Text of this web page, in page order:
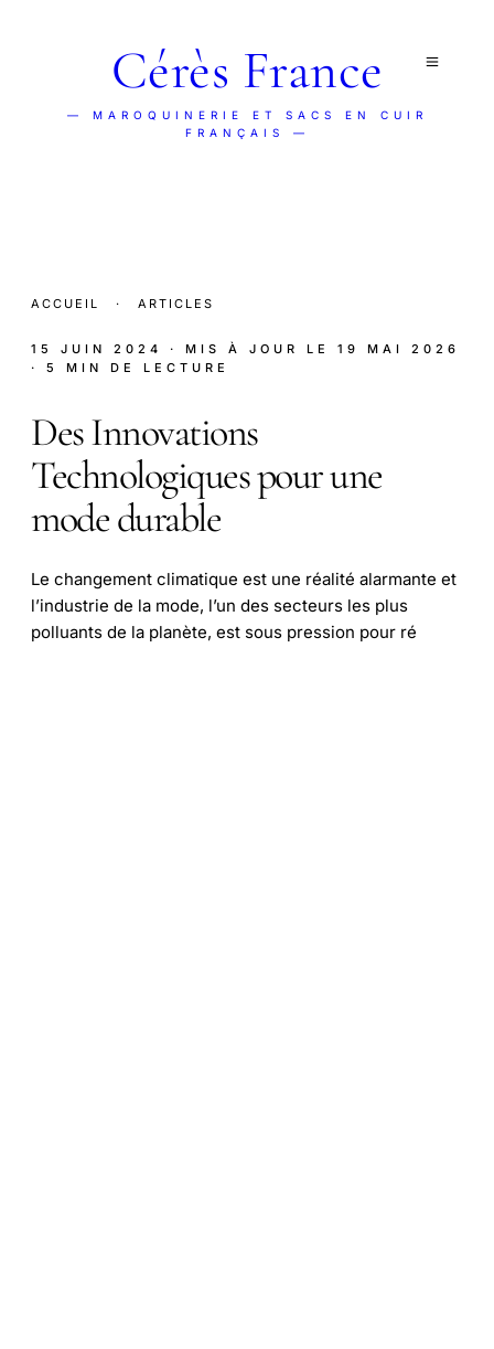
Cérès France
— MAROQUINERIE ET SACS EN CUIR
FRANÇAIS —
ACCUEIL · ARTICLES
15 JUIN 2024 · MIS À JOUR LE 19 MAI 2026
· 5 MIN DE LECTURE
Des Innovations
Technologiques pour une
mode durable
Le changement climatique est une réalité alarmante et
l’industrie de la mode, l’un des secteurs les plus
polluants de la planète, est sous pression pour ré